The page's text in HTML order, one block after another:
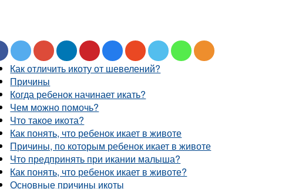
Как отличить икоту от шевелений?
Причины
Когда ребенок начинает икать?
Чем можно помочь?
Что такое икота?
Как понять, что ребенок икает в животе
Причины, по которым ребенок икает в животе
Что предпринять при икании малыша?
Как понять, что ребенок икает в животе?
Основные причины икоты